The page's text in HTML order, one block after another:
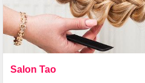
Salon Tao